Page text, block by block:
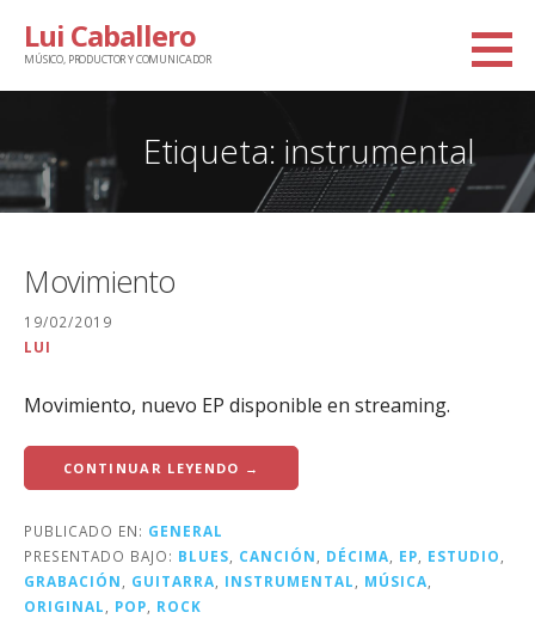
Lui Caballero
MÚSICO, PRODUCTOR Y COMUNICADOR
Etiqueta: instrumental
Movimiento
19/02/2019
LUI
Movimiento, nuevo EP disponible en streaming.
CONTINUAR LEYENDO →
PUBLICADO EN: GENERAL
PRESENTADO BAJO: BLUES CANCIÓN DÉCIMA EP ESTUDIO
GRABACIÓN
GUITARRA INSTRUMENTAL MÚSICA
ORIGINAL
POP ROCK